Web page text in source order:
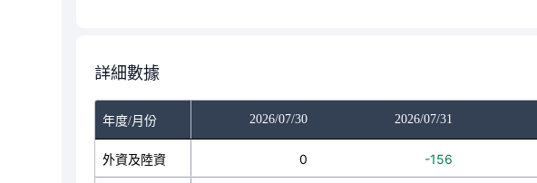
詳細數據
年度/月份
2026/07/29 2026/07/30 2026/07/31
外資及陸資
-18 0 -156